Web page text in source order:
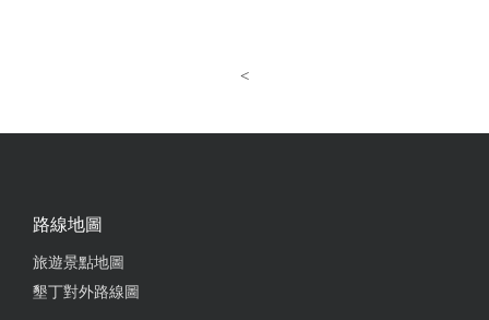
<
路線地圖
旅遊景點地圖
墾丁對外路線圖